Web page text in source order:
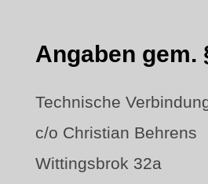
Angaben gem.
Technische
c/o Christian Behrens
Wittingsbrok 32a